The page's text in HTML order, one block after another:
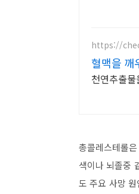
https://
혈맥을 깨
천연추출
총콜레스테롤
색이나 뇌졸중
도 주요 사망